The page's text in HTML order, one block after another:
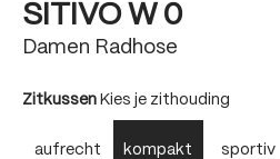
SITIVO W 0
Damen Radhose
Zitkussenauswählen
Kies je zithouding
aufrecht kompakt sportiv